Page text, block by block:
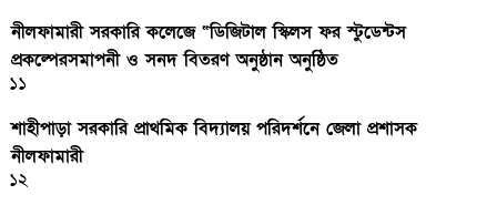
নীলফামারী সরকারি কলেজে “ডিজিটাল স্কিলস ফর স্টুডেন্টস
প্রকল্পেরসমাপনী ও সনদ বিতরণ অনুষ্ঠান অনুষ্ঠিত
১১
শাহীপাড়া সরকারি প্রাথমিক বিদ্যালয় পরিদর্শনে জেলা প্রশাসক
নীলফামারী
১২